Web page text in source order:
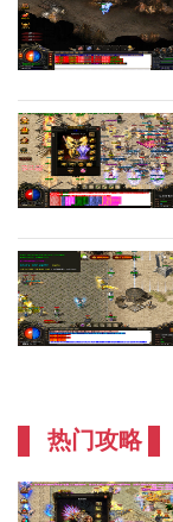
热门攻略